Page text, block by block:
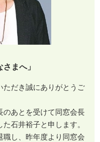
まへ」
だき誠にありがとうご
あとを受けて同窓会長
石井裕子と申します。
し、昨年度より同窓会